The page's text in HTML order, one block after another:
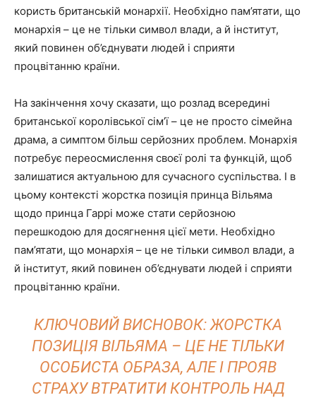
користь британській монархії. Необхідно пам’ятати, що
монархія – це не тільки символ влади, а й інститут,
який повинен об’єднувати людей і сприяти
процвітанню країни.
На закінчення хочу сказати, що розлад всередині
британської королівської сім’ї – це не просто сімейна
драма, а симптом більш серйозних проблем. Монархія
потребує переосмислення своєї ролі та функцій, щоб
залишатися актуальною для сучасного суспільства. І в
цьому контексті жорстка позиція принца Вільяма
щодо принца Гаррі може стати серйозною
перешкодою для досягнення цієї мети. Необхідно
пам’ятати, що монархія – це не тільки символ влади, а
й інститут, який повинен об’єднувати людей і сприяти
процвітанню країни.
КЛЮЧОВИЙ ВИСНОВОК: ЖОРСТКА
ПОЗИЦІЯ ВІЛЬЯМА – ЦЕ НЕ ТІЛЬКИ
ОСОБИСТА ОБРАЗА, АЛЕ І ПРОЯВ
СТРАХУ ВТРАТИТИ КОНТРОЛЬ НАД